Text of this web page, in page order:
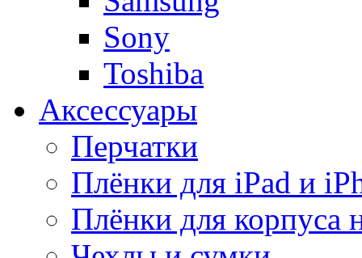
Sony
Toshiba
Аксессуары
Перчатки
Плёнки для iPad и
Плёнки для корпуса